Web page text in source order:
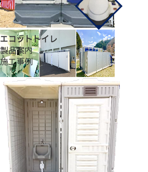
エコットトイレ
製品案内
施工事例